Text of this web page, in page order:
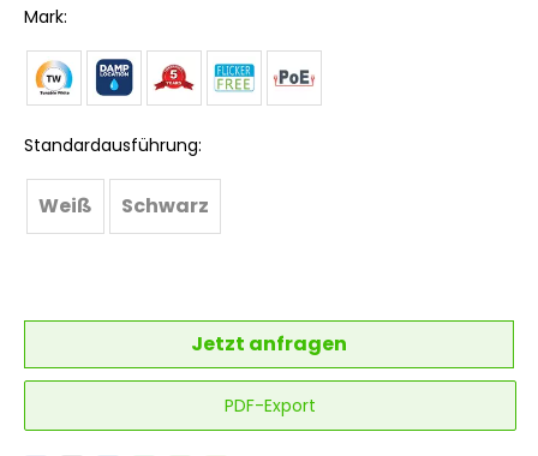
Mark:
Standardausführung:
Weiß Schwarz
Jetzt anfragen
PDF-Export